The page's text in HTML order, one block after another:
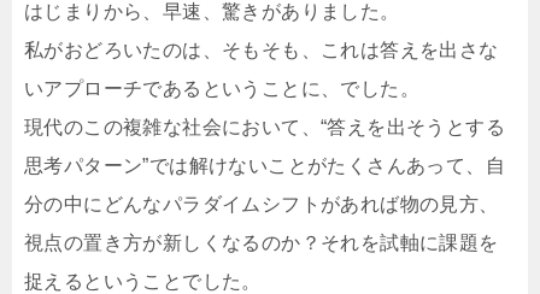
はじまりから、早速、驚きがありました。
私がおどろいたのは、そもそも、これは答えを出さな
いアプローチであるということに、でした。
現代のこの複雑な社会において、“答えを出そうとする
思考パターン”では解けないことがたくさんあって、自
分の中にどんなパラダイムシフトがあれば物の見方、
視点の置き方が新しくなるのか？それを試軸に課題を
捉えるということでした。